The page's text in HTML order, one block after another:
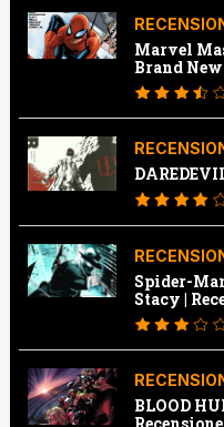
Marvel
Brand
Spider-
Stacy |
BLOOD